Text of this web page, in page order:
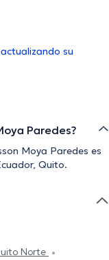
su
Paredes?
Moya Paredes es
Quito.
Norte